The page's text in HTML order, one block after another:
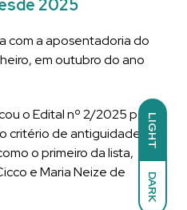
LIGHT
DARK
2025
com a aposentadoria do
em outubro do ano
o Edital nº 2/2025 para
critério de antiguidade.
o primeiro da lista,
e Maria Neize de